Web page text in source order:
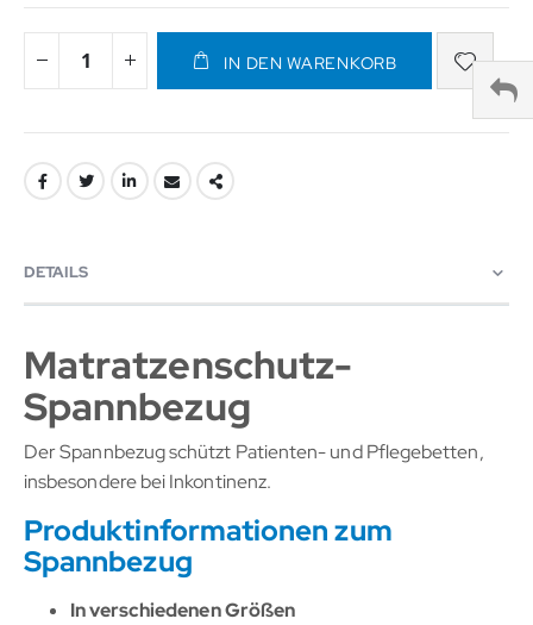
IN DEN WARENKORB
DETAILS
Matratzenschutz-
Spannbezug
Der Spannbezug schützt Patienten- und Pflegebetten,
insbesondere bei Inkontinenz.
Produktinformationen zum
Spannbezug
In verschiedenen Größen